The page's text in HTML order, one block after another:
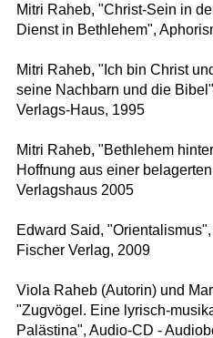
Mitri Raheb, "Christ-Sein in
Dienst in Bethlehem",
Mitri Raheb, "Ich bin Christ
seine Nachbarn und die
Verlags-Haus, 1995
Mitri Raheb, "Bethlehem
Hoffnung aus einer
Verlagshaus 2005
Edward Said,
Fischer Verlag, 2009
Viola Raheb (Autorin) und
"Zugvögel. Eine lyrisch-
Palästina", Audio-CD -